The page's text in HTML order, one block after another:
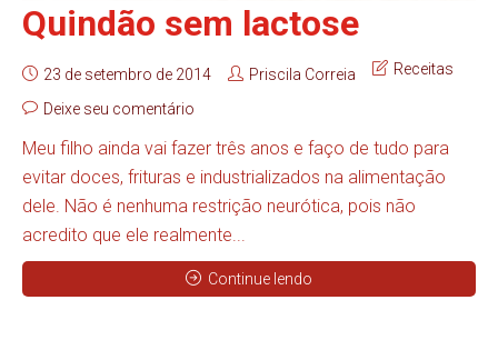
Quindão sem lactose
23 de setembro de 2014 Priscila Correia Receitas
Deixe seu comentário
Meu filho ainda vai fazer três anos e faço de tudo para
evitar doces, frituras e industrializados na alimentação
dele. Não é nenhuma restrição neurótica, pois não
acredito que ele realmente...
Continue lendo